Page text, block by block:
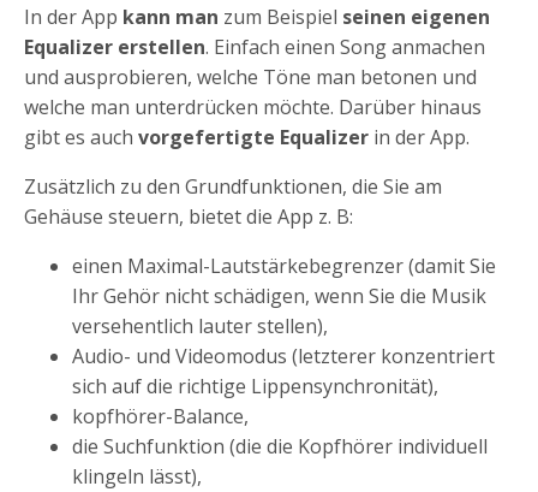
In der App kann man zum Beispiel seinen eigenen
Equalizer erstellen. Einfach einen Song anmachen
und ausprobieren, welche Töne man betonen und
welche man unterdrücken möchte. Darüber hinaus
gibt es auch vorgefertigte Equalizer in der App.
Zusätzlich zu den Grundfunktionen, die Sie am
Gehäuse steuern, bietet die App z. B:
einen Maximal-Lautstärkebegrenzer (damit Sie
Ihr Gehör nicht schädigen, wenn Sie die Musik
versehentlich lauter stellen),
Audio- und Videomodus (letzterer konzentriert
sich auf die richtige Lippensynchronität),
kopfhörer-Balance,
die Suchfunktion (die die Kopfhörer individuell
klingeln lässt),